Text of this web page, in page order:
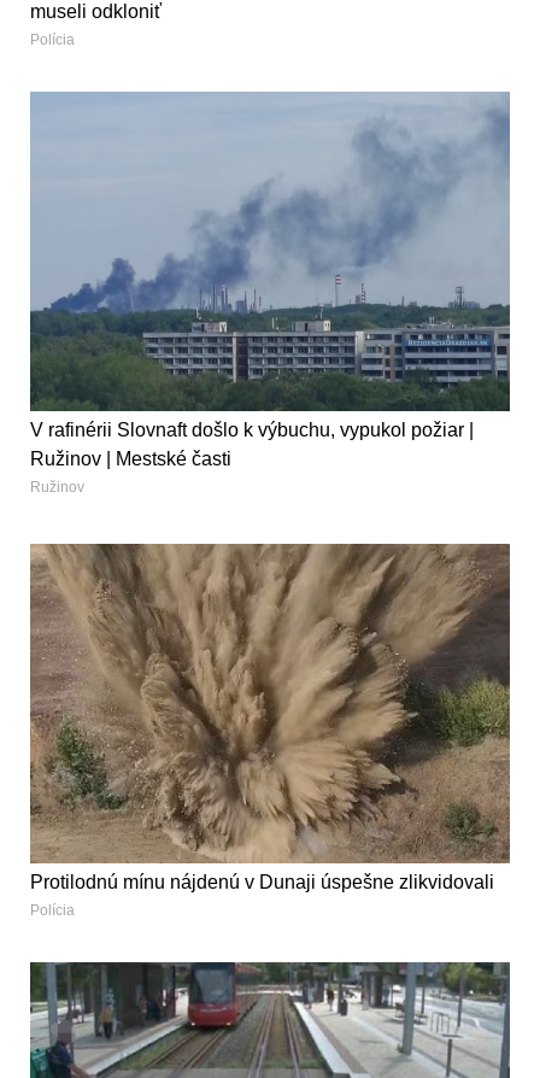
museli odkloniť
Polícia
V rafinérii Slovnaft došlo k výbuchu, vypukol požiar |
Ružinov | Mestské časti
Ružinov
Protilodnú mínu nájdenú v Dunaji úspešne zlikvidovali
Polícia